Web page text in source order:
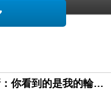
當代藝術家盧嵐新：你看到的是我的輪廓，還是你的故事？——藏在藍色裡的希望與光